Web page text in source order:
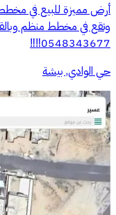
أرض مميزة للبيع في
وتقع في مخطط منظم
0548343677‼️‼️
حي الوادي, بيشة